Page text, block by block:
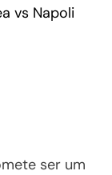
vs Napoli
ser um